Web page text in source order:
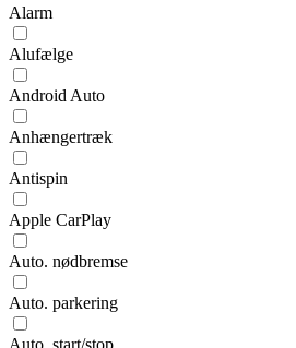
Alarm
Alufælge
Android Auto
Anhængertræk
Antispin
Apple CarPlay
Auto. nødbremse
Auto. parkering